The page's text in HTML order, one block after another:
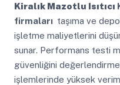
Kiralık Mazotlu Isıtıcı
firmaları taşıma ve
işletme maliyetlerini
sunar. Performans testi
güvenliğini
işlemlerinde yüksek